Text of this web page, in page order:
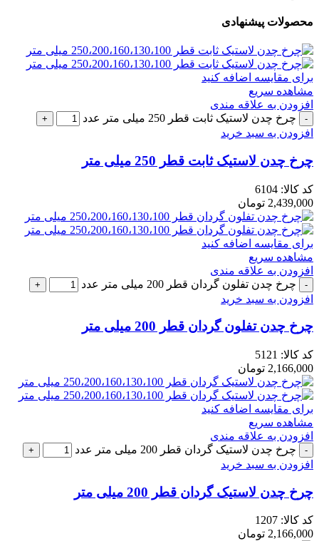
محصولات پیشنهادی
برای مقایسه اضافه کنید
مشاهده سریع
افزودن به علاقه مندی
چرخ چدن لاستیک ثابت قطر 250 میلی متر عدد
افزودن به سبد خرید
چرخ چدن لاستیک ثابت قطر 250 میلی متر
کد کالا: 6104
2,439,000 تومان
برای مقایسه اضافه کنید
مشاهده سریع
افزودن به علاقه مندی
چرخ چدن تفلون گردان قطر 200 میلی متر عدد
افزودن به سبد خرید
چرخ چدن تفلون گردان قطر 200 میلی متر
کد کالا: 5121
2,166,000 تومان
برای مقایسه اضافه کنید
مشاهده سریع
افزودن به علاقه مندی
چرخ چدن لاستیک گردان قطر 200 میلی متر عدد
افزودن به سبد خرید
چرخ چدن لاستیک گردان قطر 200 میلی متر
کد کالا: 1207
2,166,000 تومان